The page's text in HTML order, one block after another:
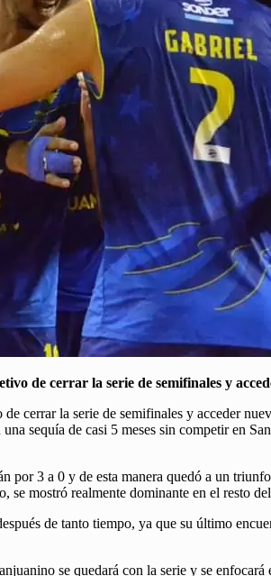
de cerrar la serie de semifinales y
cerrar la serie de semifinales y acceder
sequía de casi 5 meses sin competir en
por 3 a 0 y de esta manera quedó a un
mostró realmente dominante en el resto
de tanto tiempo, ya que su último
se quedará con la serie y se